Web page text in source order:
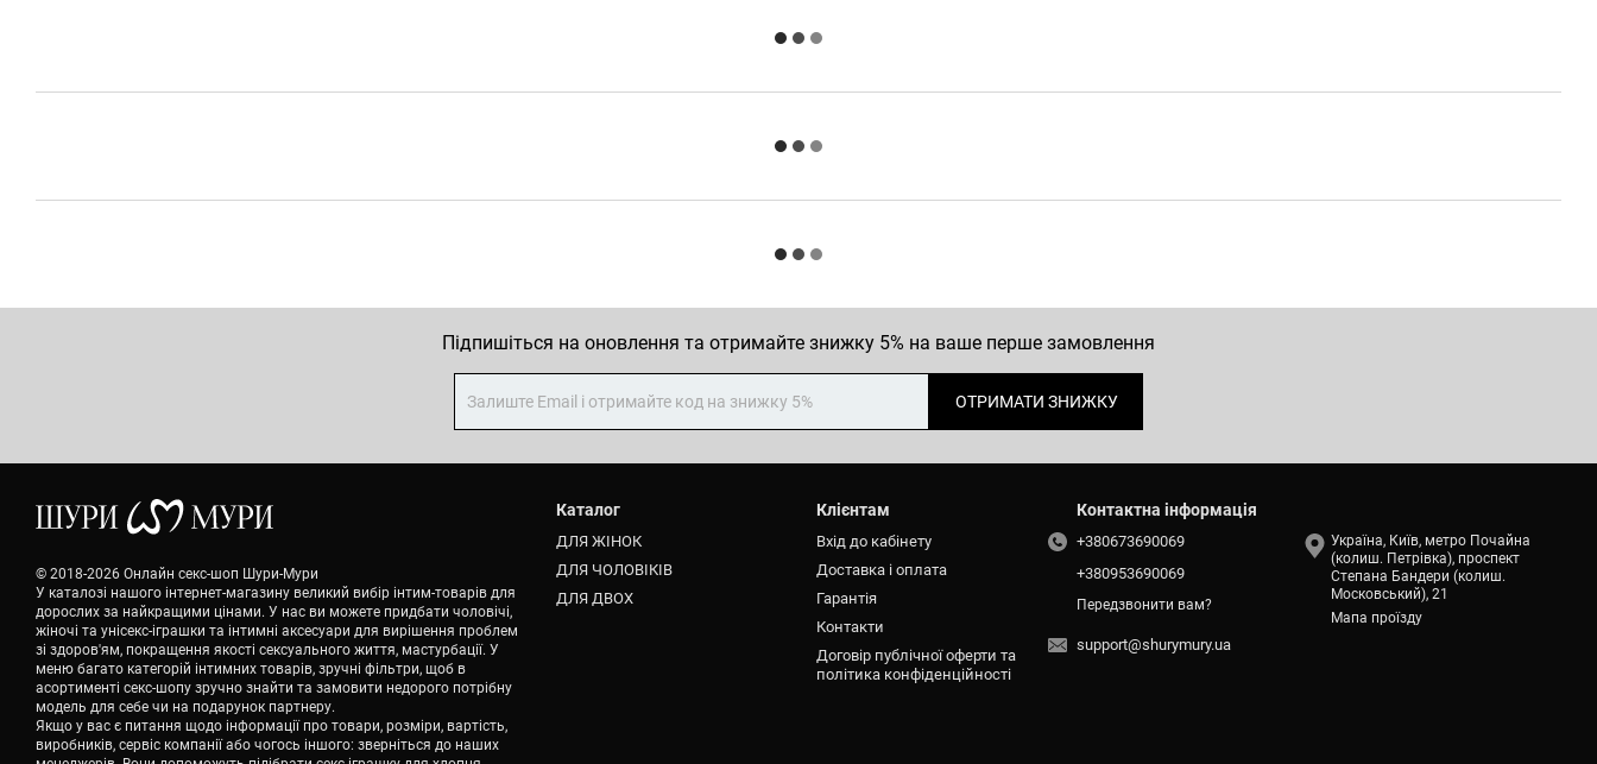
Підпишіться на оновлення та отримайте знижку 5% на ваше перше замовлення
ОТРИМАТИ ЗНИЖКУ
© 2018-2026 Онлайн секс-шоп Шури-Мури
У каталозі нашого інтернет-магазину великий вибір інтим-товарів для
дорослих за найкращими цінами. У нас ви можете придбати чоловічі,
жіночі та унісекс-іграшки та інтимні аксесуари для вирішення проблем
зі здоров'ям, покращення якості сексуального життя, мастурбації. У
меню багато категорій інтимних товарів, зручні фільтри, щоб в
асортименті секс-шопу зручно знайти та замовити недорого потрібну
модель для себе чи на подарунок партнеру.
Якщо у вас є питання щодо інформації про товари, розміри, вартість,
виробників, сервіс компанії або чогось іншого: зверніться до наших
Каталог
ДЛЯ ЖІНОК
ДЛЯ ЧОЛОВІКІВ
ДЛЯ ДВОХ
Клієнтам
Вхід до кабінету
Доставка і оплата
Гарантія
Контакти
Договір публічної оферти та
політика конфіденційності
Контактна інформація
+380673690069
+380953690069
Передзвонити вам?
support@shurymury.ua
Україна, Київ, метро Почайна
(колиш. Петрівка), проспект
Степана Бандери (колиш.
Московський), 21
Мапа проїзду